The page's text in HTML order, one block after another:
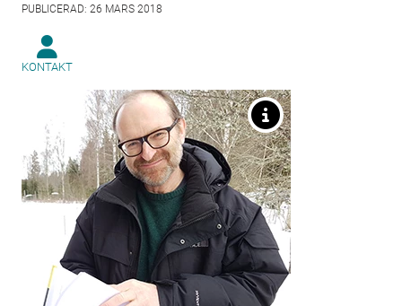
PUBLICERAD: 26 MARS 2018
KONTAKT